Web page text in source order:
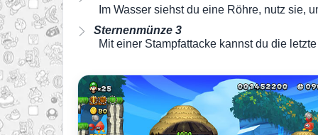
Im Wasser siehst du eine Röhre, nutz sie,
Sternenmünze 3
Mit einer Stampfattacke kannst du die